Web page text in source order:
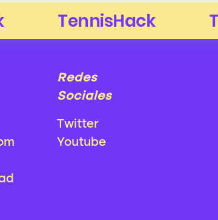
Redes
Sociales
Twitter
Youtube